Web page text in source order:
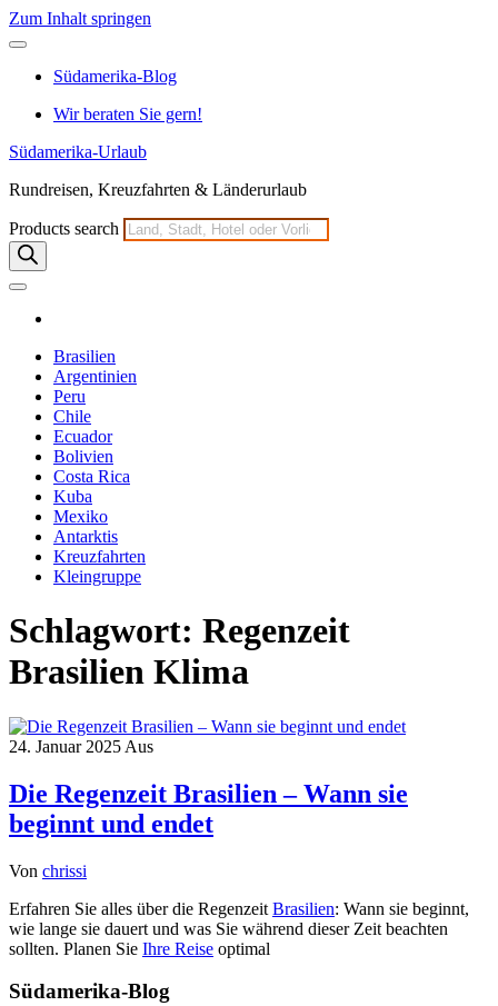
Zum Inhalt springen
Südamerika-Blog
Wir beraten Sie gern!
Südamerika-Urlaub
Rundreisen, Kreuzfahrten & Länderurlaub
Products search
Brasilien
Argentinien
Peru
Chile
Ecuador
Bolivien
Costa Rica
Kuba
Mexiko
Antarktis
Kreuzfahrten
Kleingruppe
Schlagwort: Regenzeit
Brasilien Klima
24. Januar 2025 Aus
Die Regenzeit Brasilien – Wann sie
beginnt und endet
Von chrissi
Erfahren Sie alles über die Regenzeit Brasilien: Wann sie beginnt,
wie lange sie dauert und was Sie während dieser Zeit beachten
sollten. Planen Sie Ihre Reise optimal
Südamerika-Blog